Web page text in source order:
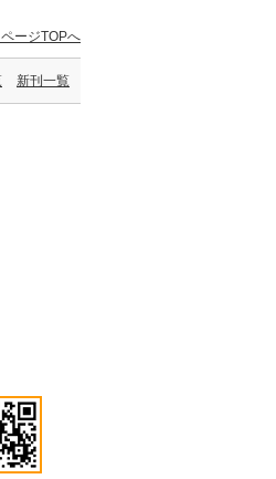
ージTOPへ
新刊一覧